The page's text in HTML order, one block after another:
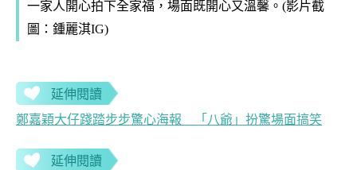
一家人開心拍下全家福，場面既開心又溫馨。(影片截
圖：鍾麗淇IG)
延伸閱讀
鄭嘉穎大仔踐踏步步驚心海報 「八爺」扮驚場面搞笑
延伸閱讀